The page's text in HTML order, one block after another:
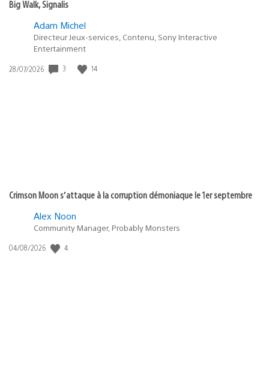
Big Walk, Signalis
Adam Michel
Directeur Jeux-services, Contenu, Sony Interactive
Entertainment
Date
28/07/2026 3 14
Crimson Moon s’attaque à la corruption démoniaque le 1er septembre
Alex Noon
Community Manager, Probably Monsters
Date
04/08/2026 4